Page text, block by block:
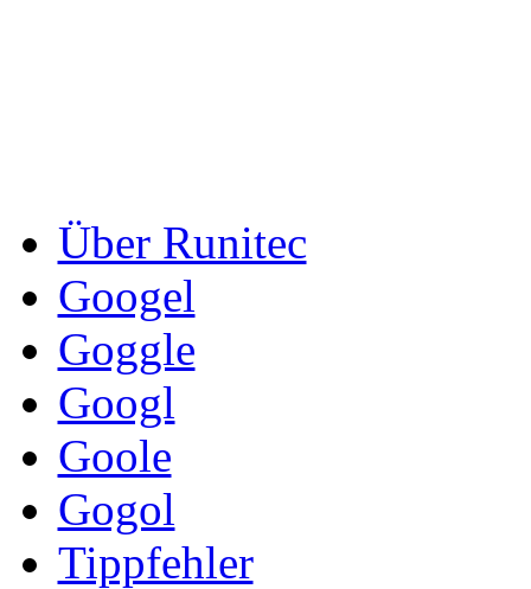
Über Runitec
Googel
Goggle
Googl
Goole
Gogol
Tippfehler